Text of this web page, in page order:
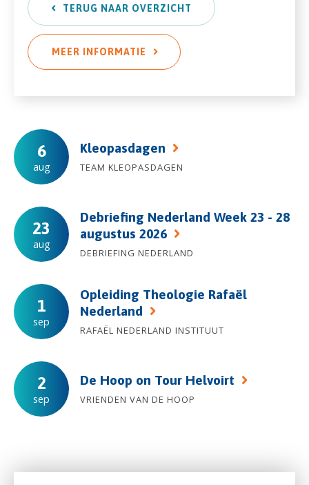
TERUG NAAR OVERZICHT
MEER INFORMATIE
6
aug
Kleopasdagen
TEAM KLEOPASDAGEN
23
aug
Debriefing Nederland Week 23 - 28
augustus 2026
DEBRIEFING NEDERLAND
1
sep
Opleiding Theologie Rafaël
Nederland
RAFAËL NEDERLAND INSTITUUT
2
sep
De Hoop on Tour Helvoirt
VRIENDEN VAN DE HOOP